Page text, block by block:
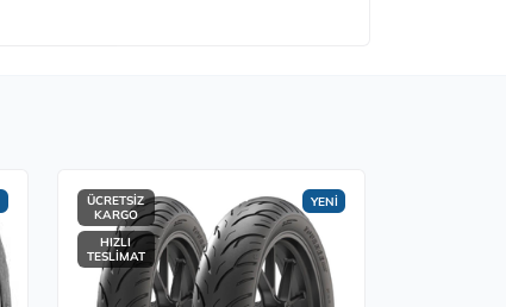
YENİ
ÜCRETSİZ
KARGO
HIZLI
TESLİMAT